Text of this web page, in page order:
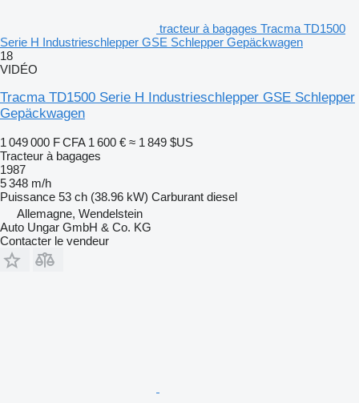
tracteur à bagages Tracma TD1500
Serie H Industrieschlepper GSE Schlepper Gepäckwagen
18
VIDÉO
Tracma TD1500 Serie H Industrieschlepper GSE Schlepper
Gepäckwagen
1 049 000 F CFA 1 600 € ≈ 1 849 $US
Tracteur à bagages
1987
5 348 m/h
Puissance 53 ch (38.96 kW) Carburant diesel
Allemagne, Wendelstein
Auto Ungar GmbH & Co. KG
Contacter le vendeur